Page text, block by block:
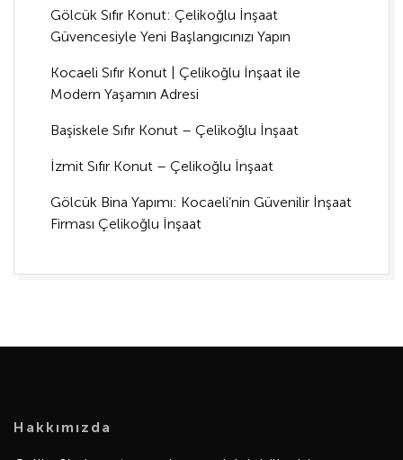
Gölcük Sıfır Konut: Çelikoğlu İnşaat
Güvencesiyle Yeni Başlangıcınızı Yapın
Kocaeli Sıfır Konut | Çelikoğlu İnşaat ile
Modern Yaşamın Adresi
Başiskele Sıfır Konut – Çelikoğlu İnşaat
İzmit Sıfır Konut – Çelikoğlu İnşaat
Gölcük Bina Yapımı: Kocaeli’nin Güvenilir İnşaat
Firması Çelikoğlu İnşaat
Hakkımızda